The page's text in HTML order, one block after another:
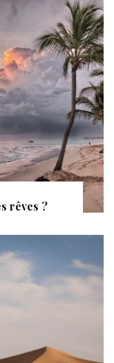
rêves ?